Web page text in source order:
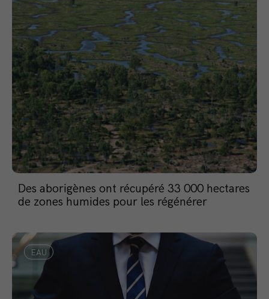
Des aborigènes ont récupéré 33 000 hectares
de zones humides pour les régénérer
EAU